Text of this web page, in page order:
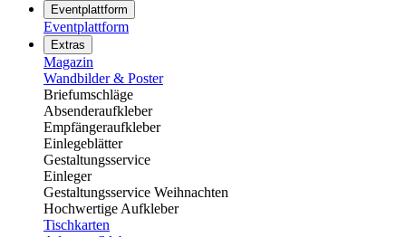
Eventplattform
Eventplattform
Extras
Magazin
Wandbilder & Poster
Briefumschläge
Absenderaufkleber
Empfängeraufkleber
Einlegeblätter
Gestaltungsservice
Einleger
Gestaltungsservice Weihnachten
Hochwertige Aufkleber
Tischkarten